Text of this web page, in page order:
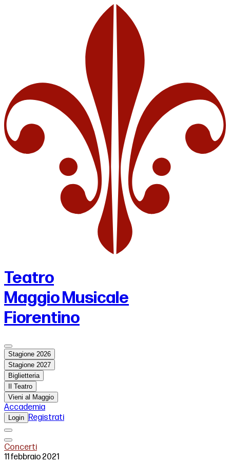
Teatro
Maggio Musicale
Fiorentino
Stagione 2026
Stagione 2027
Biglietteria
Il Teatro
Vieni al Maggio
Accademia
Login Registrati
Concerti
11 febbraio 2021